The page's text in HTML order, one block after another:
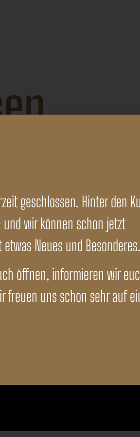
794 167 66 140
geschlossen. Hinter den
wir können schon jetzt
Neues und Besonderes.
öffnen, informieren wir
freuen uns schon sehr auf